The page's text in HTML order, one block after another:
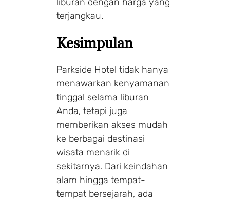
terjangkau.
Kesimpulan
Parkside Hotel tidak hanya
menawarkan kenyamanan
tinggal selama liburan
Anda, tetapi juga
memberikan akses mudah
ke berbagai destinasi
wisata menarik di
sekitarnya. Dari keindahan
alam hingga tempat-
tempat bersejarah, ada